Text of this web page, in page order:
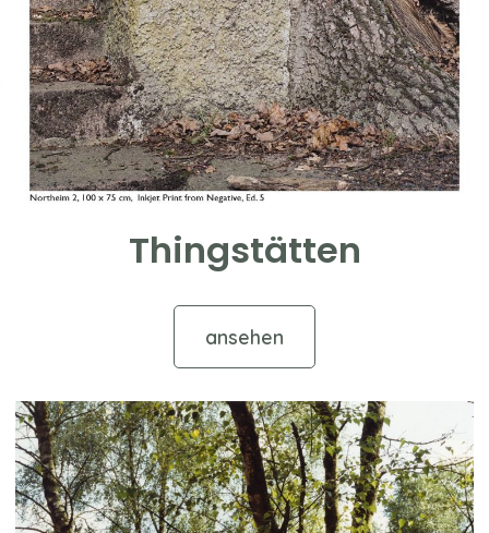
Thingstätten
ansehen